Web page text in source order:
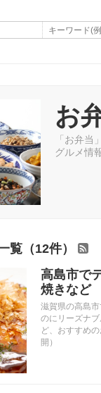
お
「お弁
グルメ情
覧（12件）
高島市で
焼きなど
滋賀県の高島
のにリーズナ
ど、おすすめ
開）